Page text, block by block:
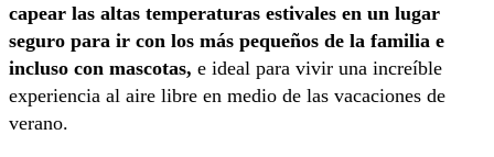
capear las altas temperaturas estivales en un lugar
seguro para ir con los más pequeños de la familia e
incluso con mascotas, e ideal para vivir una increíble
experiencia al aire libre en medio de las vacaciones de
verano.